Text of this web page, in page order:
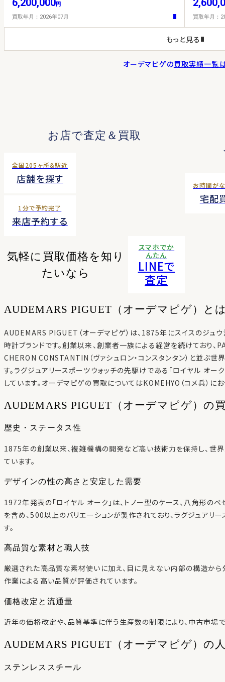
6,200,000円
買取年月：2026年07月 買取年月：
もっと見る
オーデマピゲの買取実績一覧
お店で査定＆買取
全国205ヶ所&駅近
店舗を探す
1分で予約完了
来店予約する
お時間が
宅配
気軽に買取価格を知り
たいなら
スマホでか
んたん
LINEで
査定
AUDEMARS PIGUET（オーデマピゲ）と
AUDEMARS PIGUET（オーデマピゲ）は、1875年にスイスのジュ
時計ブランドです。創業以来、創業者一族による経営を続けており、
CHERON CONSTANTIN（ヴァシュロン・コンスタンタン）と並ぶ
す。ラグジュアリースポーツウォッチの先駆けである「ロイヤル オ
しています。オーデマピゲの買取についてはKOMEHYO（コメ兵）にお
AUDEMARS PIGUET（オーデマピゲ）の
歴史・ステータス性
1875年の創業以来、複雑機構の開発など高い技術力を保持し、世
ています。
デザインの性の高さと安定した需要
1972年発表の「ロイヤル オーク」は、トノー型のケース、八角形の
を含め、500以上のバリエーションが製作されており、ラグジュアリ
す。
高品質な素材と職人技
厳選された高品質な素材使いに加え、目に見えない内部の構造か
作業による高い品質が評価されています。
価格改定と流通量
近年の価格改定や、品質基準に伴う生産数の制限により、中古市場
AUDEMARS PIGUET（オーデマピゲ）の
ステンレススチール